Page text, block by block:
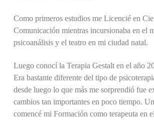
Como primeros estudios me Licencié en
Comunicación mientras incursionaba en el
psicoanálisis y el teatro en mi ciudad natal.
Luego conocí la Terapia Gestalt en el año
Era bastante diferente del tipo de
desde luego lo que más me sorprendió fue
cambios tan importantes en poco tiempo.
comencé mi Formación como terapeuta en